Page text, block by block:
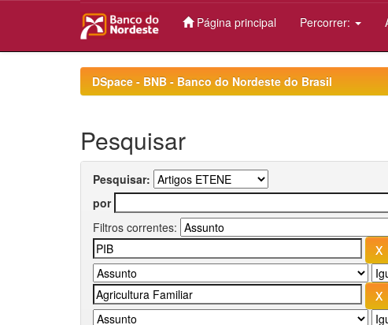
Página principal Percorrer:
DSpace - BNB - Banco do Nordeste do Brasil
Pesquisar
Pesquisar:
por
Filtros correntes: